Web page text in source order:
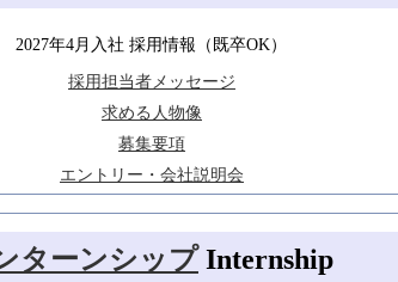
2025/6/10
(5日間)インターシップ参加受付を開始しました
2025/6/2
]NTS内定者通信バックナンバーを更新しました
（※内定者向けコンテンツ）
2025/4/21
]学内・大学限定イベント情報を更新しました
]夏季(5日間)インターシップ情報を公開しました
年]業界・企業研究セミナー情報を掲載しました
2027年4月入社 採用情報（既卒OK）
採用担当者メッセージ
求める人物像
募集要項
エントリー・会社説明会
ターンシップ Internship